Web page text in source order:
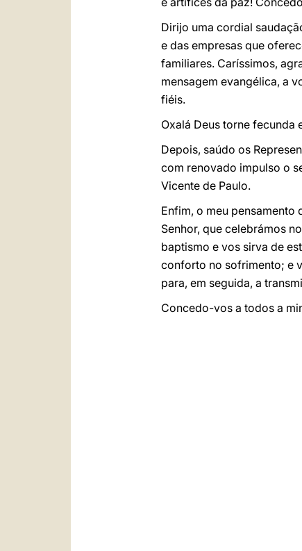
Dirijo uma cordial
e das empresas que
familiares. Caríssimos,
mensagem evangélica, a
fiéis.
Oxalá Deus torne fecunda
Depois, saúdo os
com renovado impulso o
Vicente de Paulo.
Enfim, o meu pensamento
Senhor, que celebrámos
baptismo e vos sirva de
conforto no sofrimento; e
para, em seguida, a
Concedo-vos a todos a